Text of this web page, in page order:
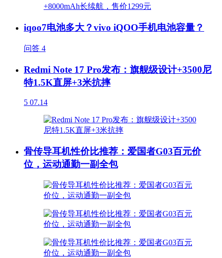
iqoo7电池多大？vivo iQOO手机电池容量？
问答 4
Redmi Note 17 Pro发布：旗舰级设计+3500尼
特1.5K直屏+3米抗摔
5 07.14
骨传导耳机性价比推荐：爱国者G03百元价
位，运动通勤一副全包